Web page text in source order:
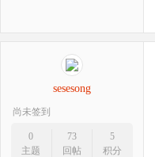
sesesong
尚未签到
0
主题
73
回帖
5
积分